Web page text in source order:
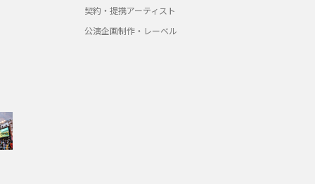
契約・提携アーティスト
公演企画制作・レーベル